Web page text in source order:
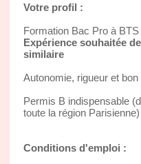
Votre profil :
Formation Bac Pro à
Expérience souhaitée
similaire
Autonomie, rigueur et
Permis B indispensable
toute la région Parisienne)
Conditions d'emploi :